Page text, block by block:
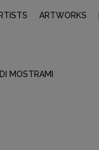
ARTWORKS
MOSTRAMI